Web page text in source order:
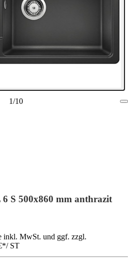
1/10
S 500x860 mm anthrazit
inkl. MwSt. und ggf. zzgl.
*/ ST